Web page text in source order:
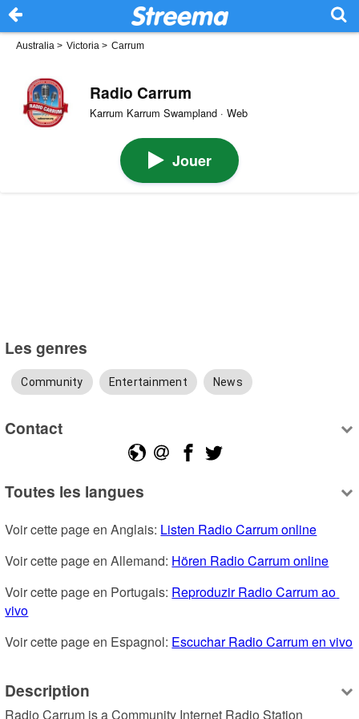
Australia > Victoria > Carrum
Radio Carrum
Karrum Karrum Swampland · Web
Jouer
Les genres
Community Entertainment News
Contact
Toutes les langues
Voir cette page en Anglais: Listen Radio Carrum online
Voir cette page en Allemand: Hören Radio Carrum online
Voir cette page en Portugais: Reproduzir Radio Carrum ao
vivo
Voir cette page en Espagnol: Escuchar Radio Carrum en vivo
Description
Radio Carrum is a Community Internet Radio Station